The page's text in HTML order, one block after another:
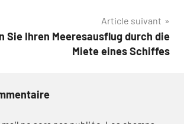
Article suivant
Sie Ihren Meeresausflug durch die
Miete eines Schiffes